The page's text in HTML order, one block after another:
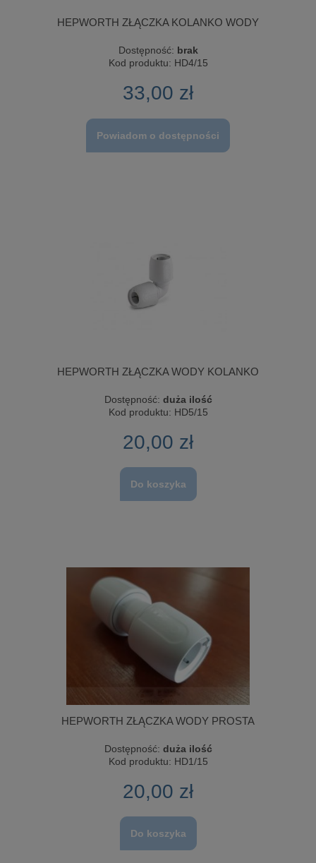
HEPWORTH ZŁĄCZKA KOLANKO WODY
Dostępność: brak
Kod produktu: HD4/15
33,00 zł
Powiadom o dostępności
HEPWORTH ZŁĄCZKA WODY KOLANKO
Dostępność: duża ilość
Kod produktu: HD5/15
20,00 zł
Do koszyka
HEPWORTH ZŁĄCZKA WODY PROSTA
Dostępność: duża ilość
Kod produktu: HD1/15
20,00 zł
Do koszyka